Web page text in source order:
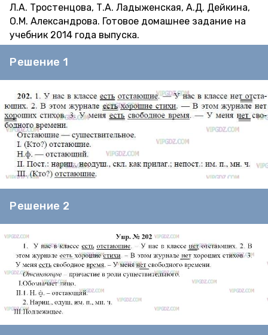
Л.А. Тростенцова, Т.А. Ладыженская, А.Д. Дейкина,
О.М. Александрова. Готовое домашнее задание на
учебник 2014 года выпуска.
Решение 1
Решение 2